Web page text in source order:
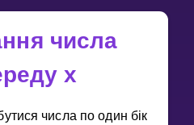
числа
x
числа по один бiк